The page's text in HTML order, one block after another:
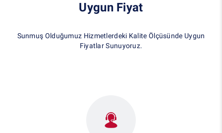
Uygun Fiyat
Sunmuş Olduğumuz Hizmetlerdeki Kalite Ölçüsünde Uygun
Fiyatlar Sunuyoruz.